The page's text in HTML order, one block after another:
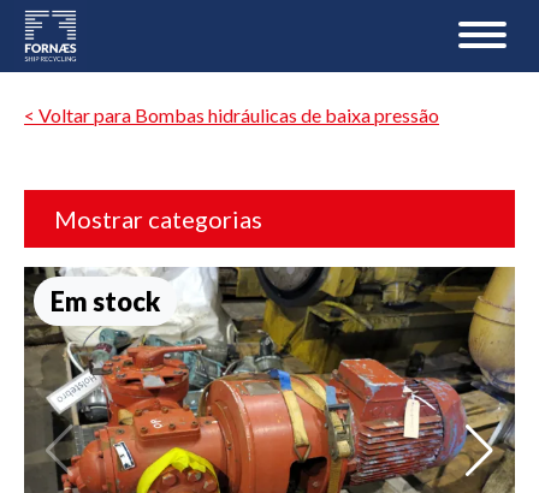
< Voltar para Bombas hidráulicas de baixa pressão
Mostrar categorias
Em stock